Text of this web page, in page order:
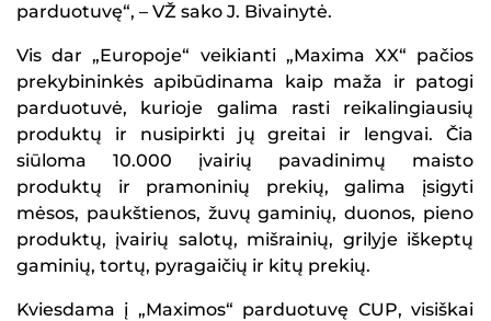
parduotuvę“, – VŽ sako J. Bivainytė.
Vis dar „Europoje“ veikianti „Maxima XX“ pačios
prekybininkės apibūdinama kaip maža ir patogi
parduotuvė, kurioje galima rasti reikalingiausių
produktų ir nusipirkti jų greitai ir lengvai. Čia
siūloma 10.000 įvairių pavadinimų maisto
produktų ir pramoninių prekių, galima įsigyti
mėsos, paukštienos, žuvų gaminių, duonos, pieno
produktų, įvairių salotų, mišrainių, grilyje iškeptų
gaminių, tortų, pyragaičių ir kitų prekių.
Kviesdama į „Maximos“ parduotuvę CUP, visiškai